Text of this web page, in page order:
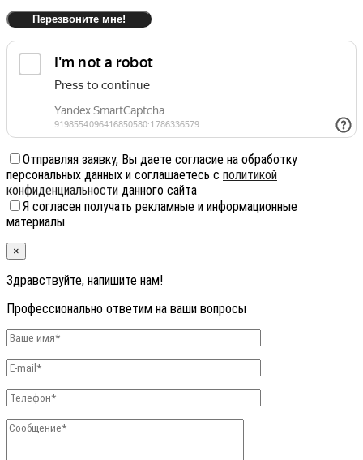
Отправляя заявку, Вы даете согласие на обработку
персональных данных и соглашаетесь с политикой
конфиденциальности данного сайта
Я согласен получать рекламные и информационные
материалы
×
Здравствуйте, напишите нам!
Профессионально ответим на ваши вопросы